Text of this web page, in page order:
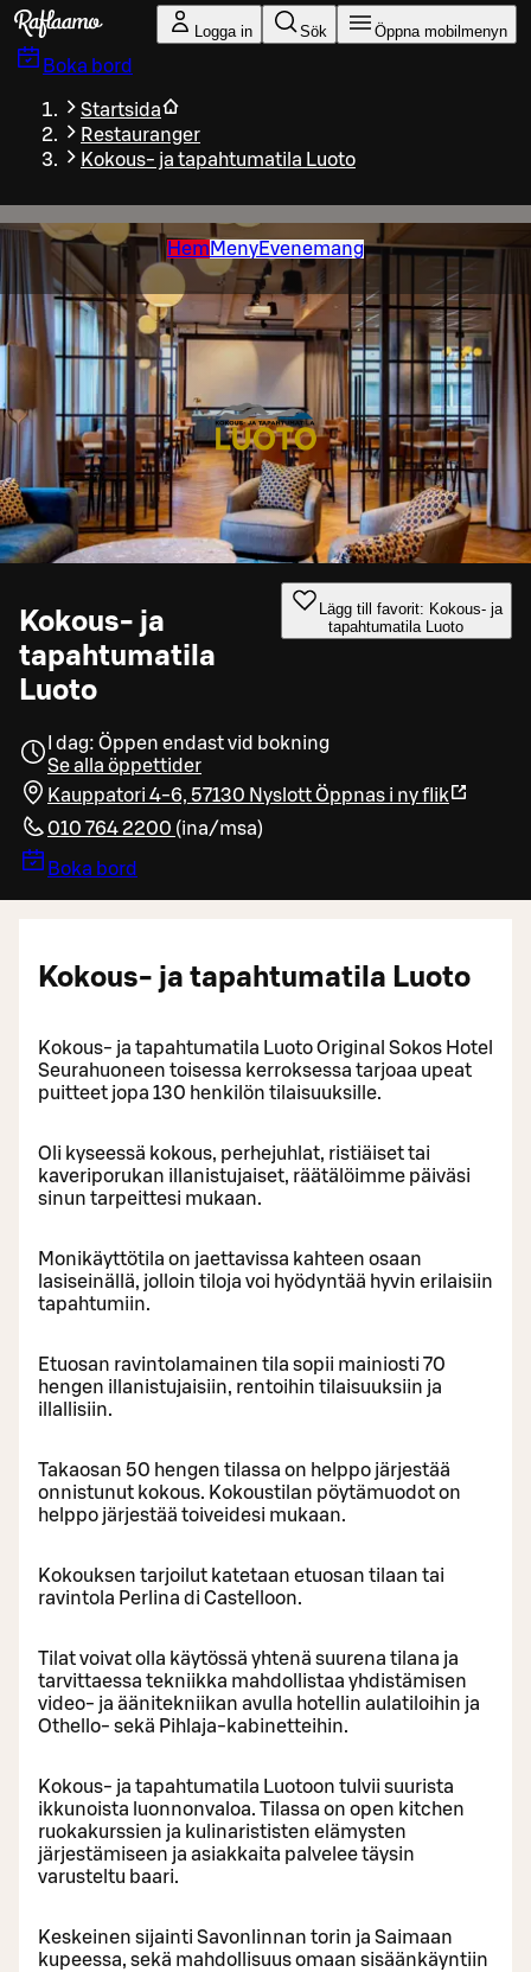
Gå till huvudinnehållet
Logga in Sök Öppna mobilmenyn
Boka bord
Startsida
Restauranger
Kokous- ja tapahtumatila Luoto
Hem MenyEvenemang
Kokous- ja
tapahtumatila
Luoto
Lägg till favorit: Kokous- ja
tapahtumatila Luoto
I dag: Öppen endast vid bokning
Se alla öppettider
Kauppatori 4-6, 57130 NyslottÖppnas i ny flik
010 764 2200 (ina/msa)
Boka bord
Kokous- ja tapahtumatila Luoto
Kokous- ja tapahtumatila Luoto Original Sokos Hotel
Seurahuoneen toisessa kerroksessa tarjoaa upeat
puitteet jopa 130 henkilön tilaisuuksille.
Oli kyseessä kokous, perhejuhlat, ristiäiset tai
kaveriporukan illanistujaiset, räätälöimme päiväsi
sinun tarpeittesi mukaan.
Monikäyttötila on jaettavissa kahteen osaan
lasiseinällä, jolloin tiloja voi hyödyntää hyvin erilaisiin
tapahtumiin.
Etuosan ravintolamainen tila sopii mainiosti 70
hengen illanistujaisiin, rentoihin tilaisuuksiin ja
illallisiin.
Takaosan 50 hengen tilassa on helppo järjestää
onnistunut kokous. Kokoustilan pöytämuodot on
helppo järjestää toiveidesi mukaan.
Kokouksen tarjoilut katetaan etuosan tilaan tai
ravintola Perlina di Castelloon.
Tilat voivat olla käytössä yhtenä suurena tilana ja
tarvittaessa tekniikka mahdollistaa yhdistämisen
video- ja äänitekniikan avulla hotellin aulatiloihin ja
Othello- sekä Pihlaja-kabinetteihin.
Kokous- ja tapahtumatila Luotoon tulvii suurista
ikkunoista luonnonvaloa. Tilassa on open kitchen
ruokakurssien ja kulinarististen elämysten
järjestämiseen ja asiakkaita palvelee täysin
varusteltu baari.
Keskeinen sijainti Savonlinnan torin ja Saimaan
kupeessa, sekä mahdollisuus omaan sisäänkäyntiin